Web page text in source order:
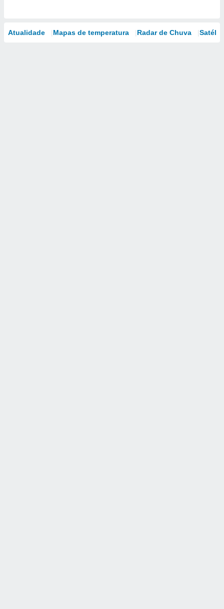
Atualidade Mapas de temperatura Radar de Chuva